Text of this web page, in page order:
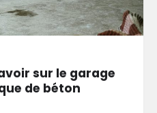
sur le garage
de béton